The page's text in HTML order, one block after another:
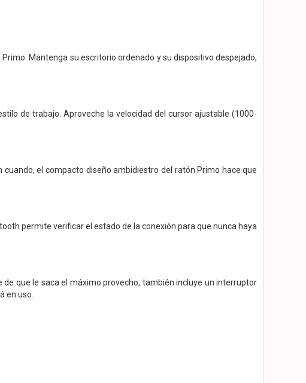
Mantenga su escritorio ordenado y su dispositivo despejado,
de trabajo. Aproveche la velocidad del cursor ajustable (1000-
el compacto diseño ambidiestro del ratón Primo hace que
permite verificar el estado de la conexión para que nunca haya
que le saca el máximo provecho, también incluye un interruptor
en uso.